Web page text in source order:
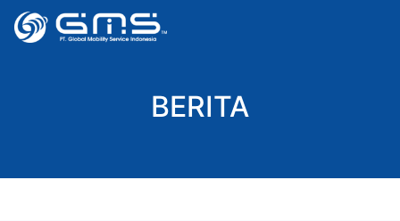
BERITA